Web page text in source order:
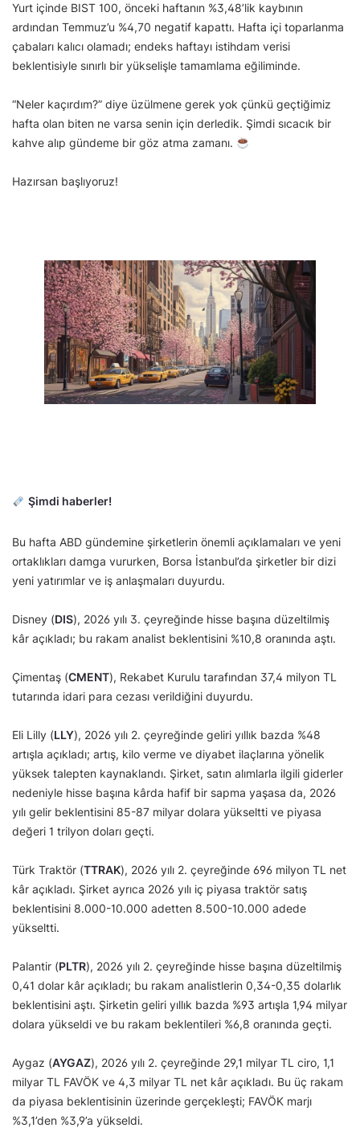
Yurt içinde BIST 100, önceki haftanın %3,48’lik kaybının
ardından Temmuz’u %4,70 negatif kapattı. Hafta içi toparlanma
çabaları kalıcı olamadı; endeks haftayı istihdam verisi
beklentisiyle sınırlı bir yükselişle tamamlama eğiliminde.
“Neler kaçırdım?” diye üzülmene gerek yok çünkü geçtiğimiz
hafta olan biten ne varsa senin için derledik. Şimdi sıcacık bir
kahve alıp gündeme bir göz atma zamanı.
Hazırsan başlıyoruz!
Şimdi haberler!
Bu hafta ABD gündemine şirketlerin önemli açıklamaları ve yeni
ortaklıkları damga vururken, Borsa İstanbul’da şirketler bir dizi
yeni yatırımlar ve iş anlaşmaları duyurdu.
Disney (DIS), 2026 yılı 3. çeyreğinde hisse başına düzeltilmiş
kâr açıkladı; bu rakam analist beklentisini %10,8 oranında aştı.
Çimentaş (CMENT), Rekabet Kurulu tarafından 37,4 milyon TL
tutarında idari para cezası verildiğini duyurdu.
Eli Lilly (LLY), 2026 yılı 2. çeyreğinde geliri yıllık bazda %48
artışla açıkladı; artış, kilo verme ve diyabet ilaçlarına yönelik
yüksek talepten kaynaklandı. Şirket, satın alımlarla ilgili giderler
nedeniyle hisse başına kârda hafif bir sapma yaşasa da, 2026
yılı gelir beklentisini 85-87 milyar dolara yükseltti ve piyasa
değeri 1 trilyon doları geçti.
Türk Traktör (TTRAK), 2026 yılı 2. çeyreğinde 696 milyon TL net
kâr açıkladı. Şirket ayrıca 2026 yılı iç piyasa traktör satış
beklentisini 8.000-10.000 adetten 8.500-10.000 adede
yükseltti.
Palantir (PLTR), 2026 yılı 2. çeyreğinde hisse başına düzeltilmiş
0,41 dolar kâr açıkladı; bu rakam analistlerin 0,34-0,35 dolarlık
beklentisini aştı. Şirketin geliri yıllık bazda %93 artışla 1,94 milyar
dolara yükseldi ve bu rakam beklentileri %6,8 oranında geçti.
Aygaz (AYGAZ), 2026 yılı 2. çeyreğinde 29,1 milyar TL ciro, 1,1
milyar TL FAVÖK ve 4,3 milyar TL net kâr açıkladı. Bu üç rakam
da piyasa beklentisinin üzerinde gerçekleşti; FAVÖK marjı
%3,1’den %3,9’a yükseldi.